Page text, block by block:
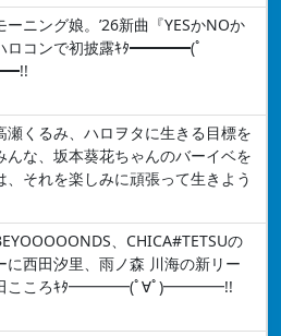
ーニング娘。’26新曲『YESかNOか
ロコンで初披露ｷﾀ━━━━(ﾟ
瀬くるみ、ハロヲタに生きる目標を
んな、坂本葵花ちゃんのバーイベを
、それを楽しみに頑張って生きよう
、CHICA#TETSUの
に西田汐里、雨ノ森 川海の新リー
田こころｷﾀ━━━━(ﾟ∀ﾟ)━━━━!!